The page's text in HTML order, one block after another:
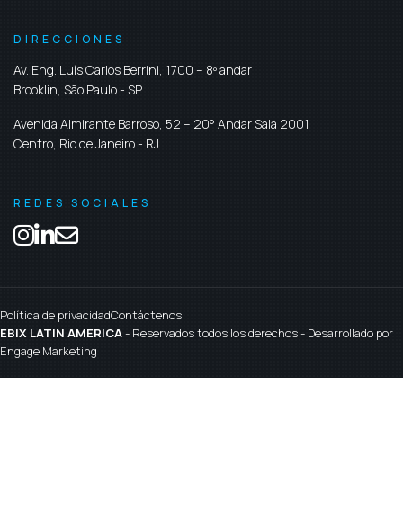
DIRECCIONES
Av. Eng. Luís Carlos Berrini, 1700 – 8º andar
Brooklin, São Paulo- SP
Avenida Almirante Barroso, 52 – 20° Andar Sala 2001
Centro, Rio de Janeiro- RJ
REDES SOCIALES
Política de privacidadContáctenos
EBIX LATIN AMERICA- Reservados todos los derechos - Desarrollado por
Engage Marketing